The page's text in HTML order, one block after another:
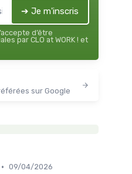
➔ Je m'inscris
d’être
par CLO at WORK ! et
sur Google
• 09/04/2026